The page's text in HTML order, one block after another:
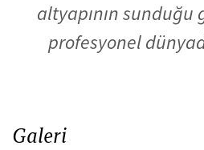
altyapının sunduğu
profesyonel
Galeri